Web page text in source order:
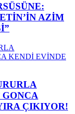
AZİM
ÇIKIYOR!